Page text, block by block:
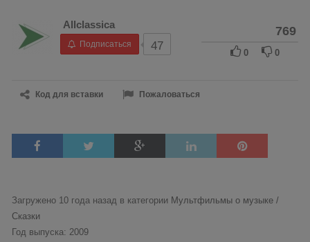
Allclassica
Подписаться 47
769
0 0
Код для вставки Пожаловаться
Загружено 10 года назад в категории Мультфильмы о музыке /
Сказки
Год выпуска: 2009